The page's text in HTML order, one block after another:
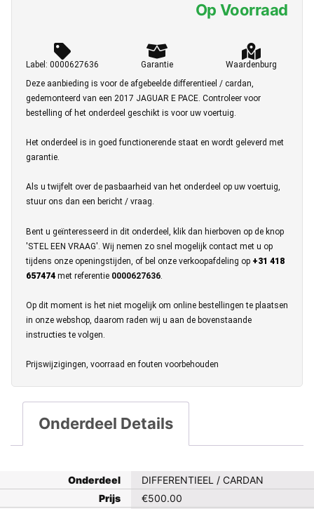
Op Voorraad
Label: 0000627636 Garantie
Waardenburg
Deze aanbieding is voor de afgebeelde differentieel / cardan,
gedemonteerd van een 2017 JAGUAR E PACE. Controleer voor
bestelling of het onderdeel geschikt is voor uw voertuig.
Het onderdeel is in goed functionerende staat en wordt geleverd met
garantie.
Als u twijfelt over de pasbaarheid van het onderdeel op uw voertuig,
stuur ons dan een bericht / vraag.
Bent u geïnteresseerd in dit onderdeel, klik dan hierboven op de knop
'STEL EEN VRAAG'. Wij nemen zo snel mogelijk contact met u op
tijdens onze openingstijden, of bel onze verkoopafdeling op +31 418
657474 met referentie 0000627636.
Op dit moment is het niet mogelijk om online bestellingen te plaatsen
in onze webshop, daarom raden wij u aan de bovenstaande
instructies te volgen.
Prijswijzigingen, voorraad en fouten voorbehouden
Onderdeel Details
Onderdeel
DIFFERENTIEEL / CARDAN
Prijs
€500.00